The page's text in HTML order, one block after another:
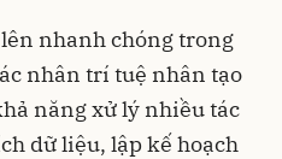
nhanh chóng trong
nhân trí tuệ nhân tạo
năng xử lý nhiều tác
dữ liệu, lập kế hoạch